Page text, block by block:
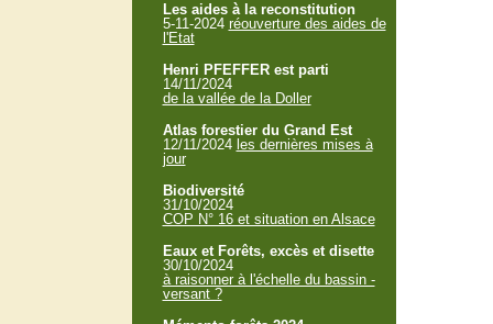
Les aides à la reconstitution
5-11-2024 réouverture des aides de
l'Etat
Henri PFEFFER est parti
14/11/2024
de la vallée de la Doller
Atlas forestier du Grand Est
12/11/2024 les dernières mises à
jour
Biodiversité
31/10/2024
COP N° 16 et situation en Alsace
Eaux et Forêts, excès et disette
30/10/2024
à raisonner à l'échelle du bassin -
versant ?